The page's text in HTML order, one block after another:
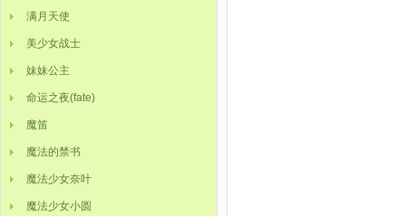
满月天使
美少女战士
妹妹公主
命运之夜(fate)
魔笛
魔法的禁书
魔法少女奈叶
魔法少女小圆